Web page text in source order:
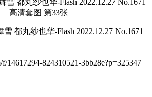
14617294-824310521-3bb28e?p=325347